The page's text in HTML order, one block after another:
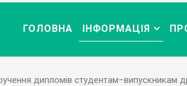
ГОЛОВНА ІНФОРМАЦІЯ
дипломів студентам–випускникам